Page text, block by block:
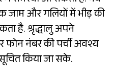
जाम और गलियों में भीड़ की
है. श्रृद्धालु अपने
फोन नंबर की पर्ची अवश्य
किया जा सके.